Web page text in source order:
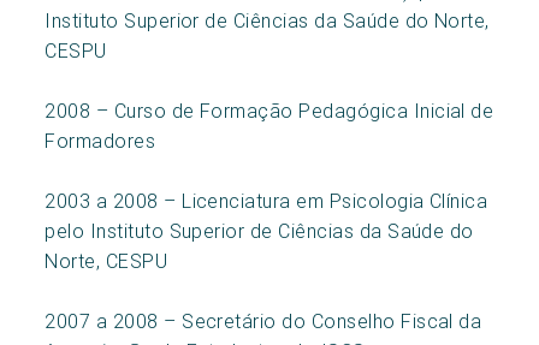
Instituto Superior de Ciências da Saúde do Norte,
CESPU
2008 – Curso de Formação Pedagógica Inicial de
Formadores
2003 a 2008 – Licenciatura em Psicologia Clínica
pelo Instituto Superior de Ciências da Saúde do
Norte, CESPU
2007 a 2008 – Secretário do Conselho Fiscal da